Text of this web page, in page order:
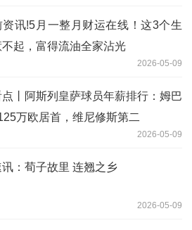
资讯!5月一整月财运在线！这3个生
不起，富得流油全家沾光
2026-05-09
丨阿斯列皇萨球员年薪排行：姆巴
万欧居首，维尼修斯第二
2026-05-09
：荀子故里 连翘之乡
2026-05-09